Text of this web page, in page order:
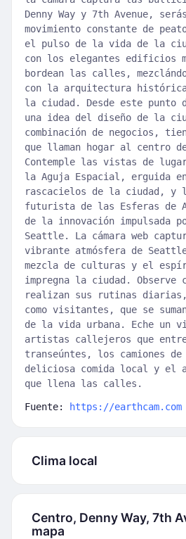
Denny Way y 7th Avenue,
movimiento constante de
el pulso de la vida de la
con los elegantes edificios
bordean las calles,
con la arquitectura
la ciudad. Desde este punto
una idea del diseño de la
combinación de negocios,
que llaman hogar al centro
Contemple las vistas de
la Aguja Espacial, erguida
rascacielos de la ciudad, y
futurista de las Esferas de
de la innovación impulsada
Seattle. La cámara web
vibrante atmósfera de
mezcla de culturas y el
impregna la ciudad. Observe
realizan sus rutinas
como visitantes, que se
de la vida urbana. Eche un
artistas callejeros que
transeúntes, los camiones de
deliciosa comida local y el
que llena las calles.
Fuente: https://earthcam.com
Clima local
Centro, Denny Way, 7th
mapa